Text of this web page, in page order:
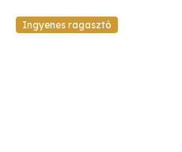
Ingyenes ragasztó